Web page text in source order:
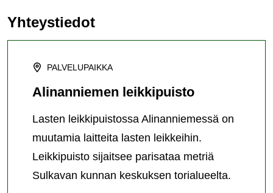
Yhteystiedot
PALVELUPAIKKA
Alinanniemen leikkipuisto
Lasten leikkipuistossa Alinanniemessä on
muutamia laitteita lasten leikkeihin.
Leikkipuisto sijaitsee parisataa metriä
Sulkavan kunnan keskuksen torialueelta.